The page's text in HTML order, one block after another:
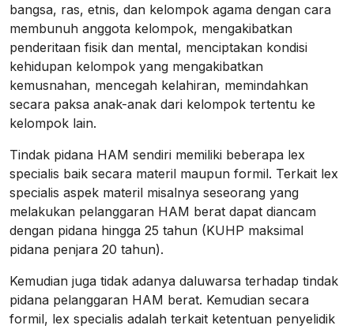
bangsa, ras, etnis, dan kelompok agama dengan cara
membunuh anggota kelompok, mengakibatkan
penderitaan fisik dan mental, menciptakan kondisi
kehidupan kelompok yang mengakibatkan
kemusnahan, mencegah kelahiran, memindahkan
secara paksa anak-anak dari kelompok tertentu ke
kelompok lain.
Tindak pidana HAM sendiri memiliki beberapa lex
specialis baik secara materil maupun formil. Terkait lex
specialis aspek materil misalnya seseorang yang
melakukan pelanggaran HAM berat dapat diancam
dengan pidana hingga 25 tahun (KUHP maksimal
pidana penjara 20 tahun).
Kemudian juga tidak adanya daluwarsa terhadap tindak
pidana pelanggaran HAM berat. Kemudian secara
formil, lex specialis adalah terkait ketentuan penyelidik